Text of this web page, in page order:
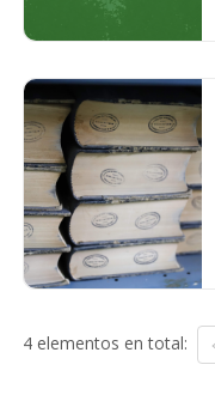
4 elementos en total: